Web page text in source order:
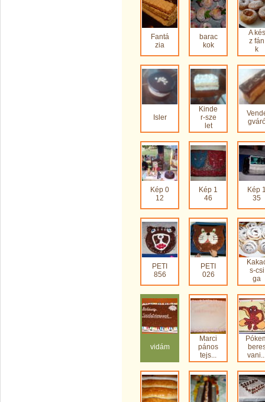
Fantá
zia
barac
kok
A kés
z fán
k
Isler
Kinde
r-sze
let
Kép 0
12
Kép 1
46
Kép
35
PETI
856
PETI
026
s-csi
ga
vidám
Marci
pános
tejs...